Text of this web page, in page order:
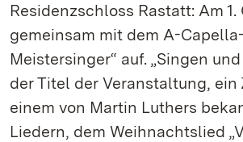
Residenzschloss Rastatt: Am
gemeinsam mit dem A-
Meistersinger“ auf. „Singen
der Titel der Veranstaltung, ein
einem von Martin Luthers
Liedern, dem Weihnachtslied